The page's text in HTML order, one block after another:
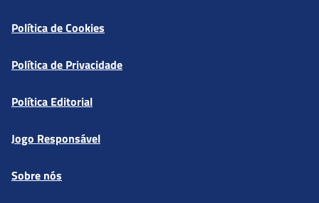
Política de Cookies
Política de Privacidade
Política Editorial
Jogo Responsável
Sobre nós